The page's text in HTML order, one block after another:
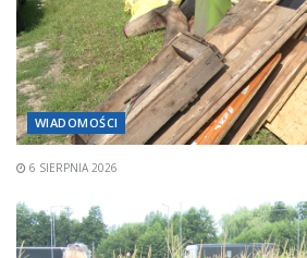
WIADOMOŚCI
6 SIERPNIA 2026